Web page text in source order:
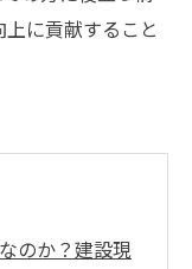
に貢献すること
のか？建設現